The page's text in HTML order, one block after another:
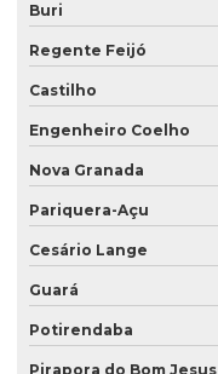
Buri
Regente Feijó
Castilho
Engenheiro Coelho
Nova Granada
Pariquera-Açu
Cesário Lange
Guará
Potirendaba
Pirapora do Bom Jesus